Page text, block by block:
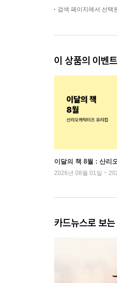
검색 페이지에서 선택
이 상품의 이벤트
이달의 책 8월 : 산리
2026년 08월 01일 ~
카드뉴스로 보